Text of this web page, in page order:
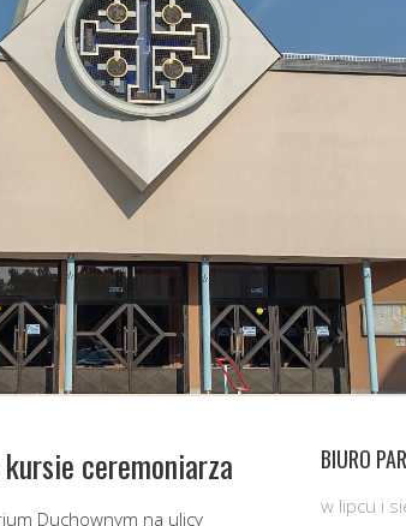
ceremoniarza
Duchownym na ulicy
BIURO
w lipcu i